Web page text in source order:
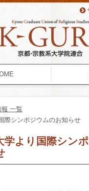
報 一覧
際シンポジウムのお知らせ
学より国際シン